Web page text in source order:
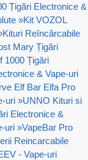
Țigări Electronice &
»Kit VOZOL
Kituri Reîncărcabile
Mary Țigări
1000 Țigări
& Vape-uri
Elf Bar Elfa Pro
uri »UNNO Kituri si
Electronice &
uri »VapeBar Pro
Reincarcabile
- Vape-uri